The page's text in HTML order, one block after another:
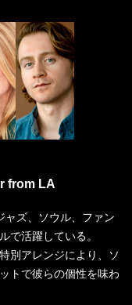
from LA
ャズ、ソウル、ファン
で活躍している。
別アレンジにより、ソ
トで彼らの個性を味わ